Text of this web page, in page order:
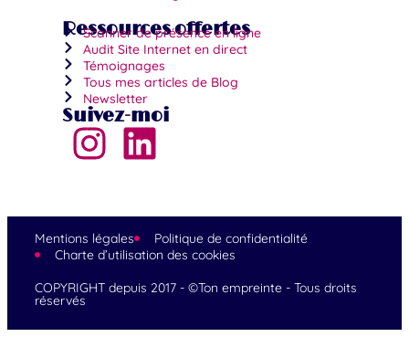
Ressources offertes
Scanner de présence en ligne
Audit Site Internet en direct
Témoignages
Tous mes articles de Blog
Newsletter
Suivez-moi
Mentions légales
Politique de confidentialité
Charte d’utilisation des cookies
COPYRIGHT depuis 2017 - ©Ton empreinte - Tous droits
réservés